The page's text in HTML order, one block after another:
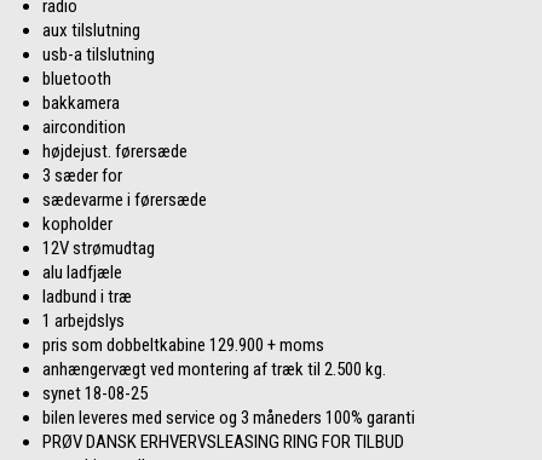
radio
aux tilslutning
usb-a tilslutning
bluetooth
bakkamera
aircondition
højdejust. førersæde
3 sæder for
sædevarme i førersæde
kopholder
12V strømudtag
alu ladfjæle
ladbund i træ
1 arbejdslys
pris som dobbeltkabine 129.900 + moms
anhængervægt ved montering af træk til 2.500 kg.
synet 18-08-25
bilen leveres med service og 3 måneders 100% garanti
PRØV DANSK ERHVERVSLEASING RING FOR TILBUD